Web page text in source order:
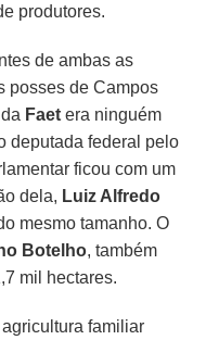
produtores.
de ambas as
posses de Campos
Faet era ninguém
deputada federal pelo
ficou com um
dela, Luiz Alfredo
mesmo tamanho. O
Botelho, também
mil hectares.
familiar